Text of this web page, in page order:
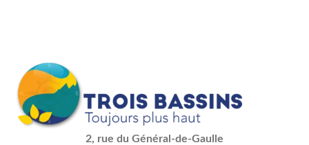
2, rue du Général-de-Gaulle